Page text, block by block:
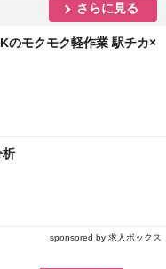
さらに見る
のモクモク軽作業 駅チカ×
析
sponsored by 求人ボックス